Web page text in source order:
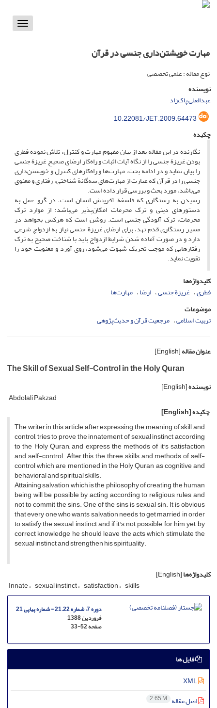
Toggle
مهارت خویشتن‌داری جنسی در قرآن
نوع مقاله : علمی تخصصی
نویسنده
عبدالعلی پاک‌زاد
10.22081/JET.2009.64473
چکیده
نگارنده در این مقاله بعد از بیان مفهوم مهارت و کنترل، تلاش نموده فطری
بودن غریزة جنسی را از نگاه آیات اثبات و راه‌کار ارضای صحیح غریزة جنسی
را بیان نماید و در ادامة بحث، مهارت‌ها و راه‌کارهای کنترل و خویشتن‌داری
جنسی را در قرآن که عبارت از مهارت‌های سه‌گانة شناختی، رفتاری و معنوی
می‌باشد، مورد بحث و بررسی قرار داده است.
رسیدن به رستگاری که فلسفة آفرینش انسان است، در گرو عمل به
دستورهای دینی و ترک محرمات امکان‌پذیر می‌باشد؛ از موارد ترک
محرمات، ترک آلودگی جنسی است. روشن است که هرکس بخواهد در
مسیر رستگاری قدم ‌نهد، برای ارضای غریزة جنسی نیاز به ازدواج شرعی
دارد و در صورت آماده شدن شرایط ازدواج باید با شناخت صحیح به ترک
رفتارهایی که موجب تحریک شهوت می‌شود، روی آورد و معنویت خود را
تقویت نماید.
کلیدواژه‌ها
فطری غریزة جنسی ارضا مهارت‌ها
موضوعات
تربیت اسلامی مرجعیت قرآن و حدیث‌پژوهی
عنوان مقاله[English]
The Skill of Sexual Self-Control in the Holy Quran
نویسنده[English]
Abdolali Pakzad
چکیده[English]
The writer in this article after expressing the meaning of skill and
control, tries to prove the innatement of sexual instinct according
to the Holy Quran, and express the methods of it's satisfaction
and self-control. After this the three skills and methods of self-
control which are mentioned in the Holy Quran as cognitive and
behavioral and spiritual skills.
Attaining salvation which is the philosophy of creating the human
being will be possible by acting according to religious rules and
not to commit the sins. One of the sins is sexual sin. It is obvious
that every one who wants salvation needs to get married in order
to satisfy the sexual instinct and if it's not possible for him yet, by
correct knowledge he should leave the acts which stimulate the
sexual instinct and strengthen his spirituality.
کلیدواژه‌ها[English]
Innate sexual instinct satisfaction skills
دوره 7، شماره 21.22 - شماره پیاپی 21
فروردین 1388
صفحه33-52
فایل ها
اصل مقاله 2.65 M